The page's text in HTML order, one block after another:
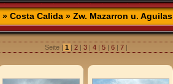
» Costa Calida » Zw. Mazarron u. Aguilas
Seite | 1 | 2 | 3 | 4 | 5 | 6 | 7 |